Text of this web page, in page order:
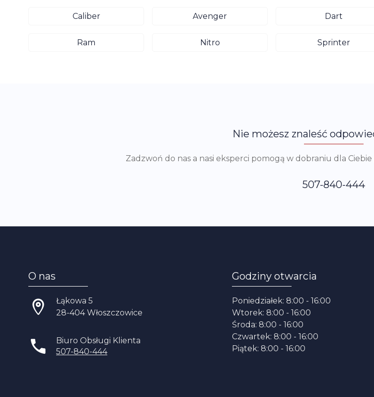
Caliber Avenger Dart
Ram Nitro Sprinter
Nie możesz znaleść
Zadzwoń do nas a nasi eksperci pomogą w dobraniu dla
507-840-444
O nas
Łąkowa 5
28-404 Włoszczowice
Biuro Obsługi Klienta
507-840-444
Godziny otwarcia
Poniedziałek: 8:00 - 16:00
Wtorek: 8:00 - 16:00
Środa: 8:00 - 16:00
Czwartek: 8:00 - 16:00
Piątek: 8:00 - 16:00